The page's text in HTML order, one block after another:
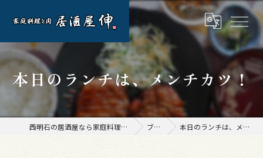
本日のランチは、メンチカツ！
西明石の居酒屋なら家庭料理と肉 居酒屋 伸 ブログ 本日のランチは、メンチカツ！